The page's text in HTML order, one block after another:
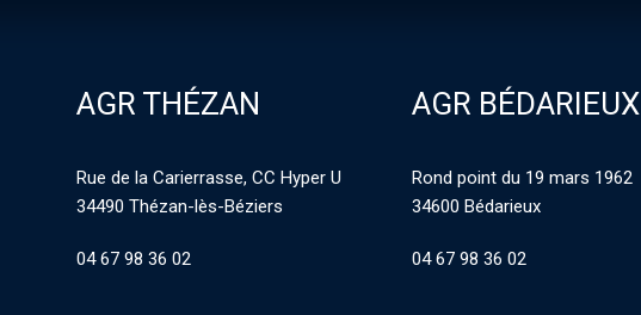
AGR THÉZAN
Rue de la Carierrasse, CC Hyper U
34490 Thézan-lès-Béziers
04 67 98 36 02
AGR BÉDARIEUX
Rond point du 19 mars 1962
34600 Bédarieux
04 67 98 36 02